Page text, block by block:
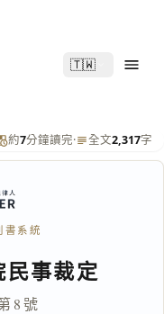
🇹🇼
約7分鐘讀完· 全文2,317字
書系統
民事裁定
8號